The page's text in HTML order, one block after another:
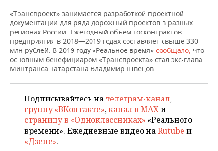
«Транспроект» занимается разработкой проектной
документации для ряда дорожный проектов в разных
регионах России. Ежегодный объем госконтрактов
предприятия в 2018—2019 годах составляет свыше 330
млн рублей. В 2019 году «Реальное время» сообщало, что
основным бенефициаром «Транспроекта» стал экс-глава
Минтранса Татарстана Владимир Швецов.
Подписывайтесь на телеграм-канал,
группу «ВКонтакте»,канал в MAXи
страницу в «Одноклассниках» «Реального
времени». Ежедневные видео наRutube и
«Дзене».